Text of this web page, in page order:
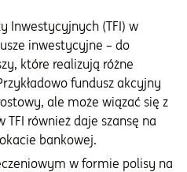
Inwestycyjnych (TFI) w
inwestycyjne – do
które realizują różne
fundusz akcyjny
ale może wiązać się z
również daje szansę na
bankowej.
w formie polisy na